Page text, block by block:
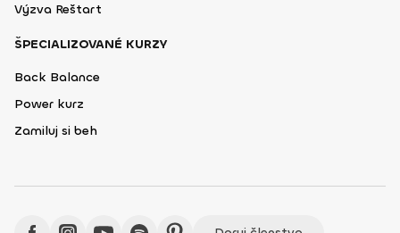
Výzva Reštart
ŠPECIALIZOVANÉ KURZY
Back Balance
Power kurz
Zamiluj si beh